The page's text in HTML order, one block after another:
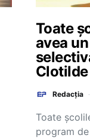
Toate
avea
Redacția
Toate
program